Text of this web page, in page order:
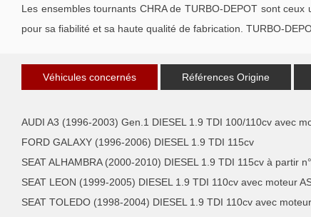
Les ensembles tournants CHRA de TURBO-DEPOT sont
pour sa fiabilité et sa haute qualité de fabrication. TURBO-
Véhicules concernés Références Origine
AUDI A3 (1996-2003) Gen.1 DIESEL 1.9 TDI 100/110cv avec
FORD GALAXY (1996-2006) DIESEL 1.9 TDI 115cv
SEAT ALHAMBRA (2000-2010) DIESEL 1.9 TDI 115cv à partir
SEAT LEON (1999-2005) DIESEL 1.9 TDI 110cv avec moteur
SEAT TOLEDO (1998-2004) DIESEL 1.9 TDI 110cv avec